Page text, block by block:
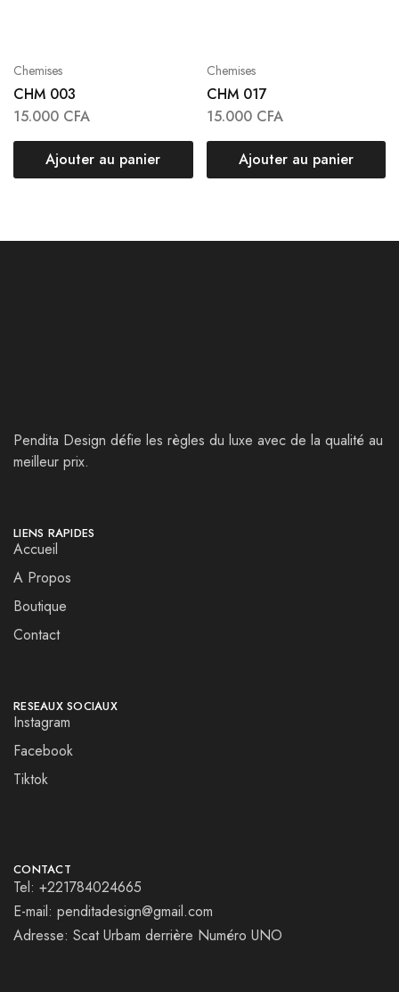
Chemises
CHM 003
15.000 CFA
Ajouter au panier
Chemises
CHM 017
15.000 CFA
Ajouter au panier
Pendita Design défie les règles du luxe avec de la qualité au
meilleur prix.
LIENS RAPIDES
Accueil
A Propos
Boutique
Contact
RESEAUX SOCIAUX
Instagram
Facebook
Tiktok
CONTACT
Tel: +221784024665
E-mail: penditadesign@gmail.com
Adresse: Scat Urbam derrière Numéro UNO